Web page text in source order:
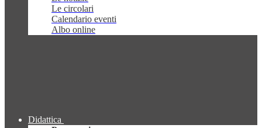
Le circolari
Calendario eventi
Albo online
Didattica